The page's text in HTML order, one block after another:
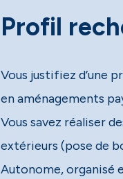
Profil
Vous justifiez d’une
en aménagements
Vous savez réaliser
extérieurs (pose de
Autonome, organisé